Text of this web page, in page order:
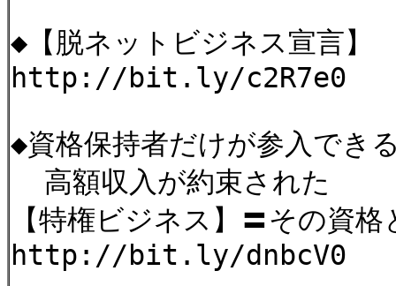
◆【脱ネットビジネス宣言】
http://bit.ly/c2R7e0
◆資格保持者だけが参入でき
高額収入が約束された
【特権ビジネス】〓その資格
http://bit.ly/dnbcV0